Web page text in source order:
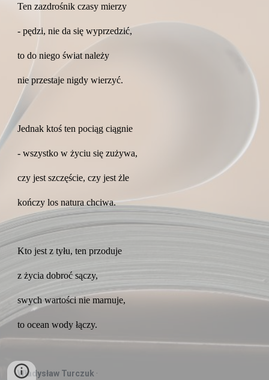
Ten zazdrośnik czasy mierzy
- pędzi, nie da się wyprzedzić,
to do niego świat należy
nie przestaje nigdy wierzyć.
Jednak ktoś ten pociąg ciągnie
- wszystko w życiu się zużywa,
czy jest szczęście, czy jest żle
kończy los natura chciwa.
Kto jest z tyłu, ten przoduje
z życia dobroć sączy,
swych wartości nie marnuje,
to ocean wody łączy.
Władysław Turczuk ·